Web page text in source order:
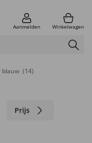
Aanmelden Winkelwagen
blauw (14)
Prijs